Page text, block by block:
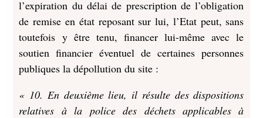
l’expiration du délai de prescription de l’obligation
de remise en état reposant sur lui, l’Etat peut, sans
toutefois y être tenu, financer lui-même avec le
soutien financier éventuel de certaines personnes
publiques la dépollution du site :
« 10. En deuxième lieu, il résulte des dispositions
relatives à la police des déchets applicables à